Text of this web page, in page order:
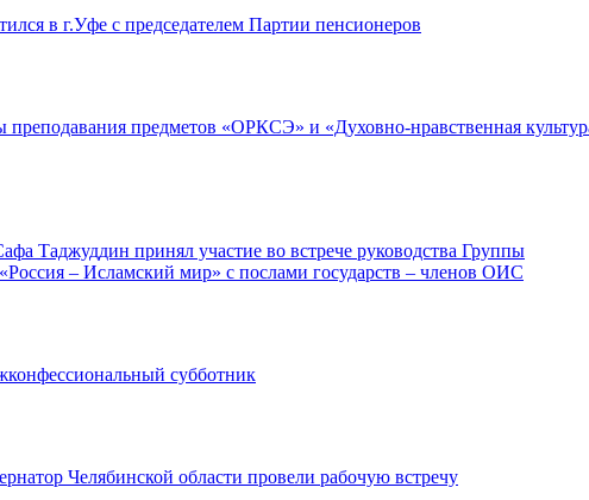
в г.Уфе с председателем Партии пенсионеров
преподавания предметов «ОРКСЭ» и «Духовно-нравственная
Таджуддин принял участие во встрече руководства Группы
«Россия – Исламский мир» с послами государств – членов ОИС
субботник
Челябинской области провели рабочую встречу